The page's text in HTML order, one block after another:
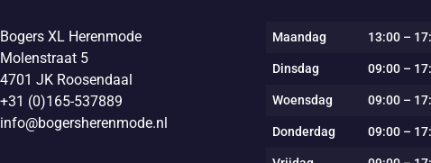
Bogers XL Herenmode
Molenstraat 5
4701 JK Roosendaal
+31 (0)165-537889
info@bogersherenmode.nl
Maandag 13:00 –
Dinsdag 09:00 –
Woensdag 09:00 –
Donderdag 09:00 –